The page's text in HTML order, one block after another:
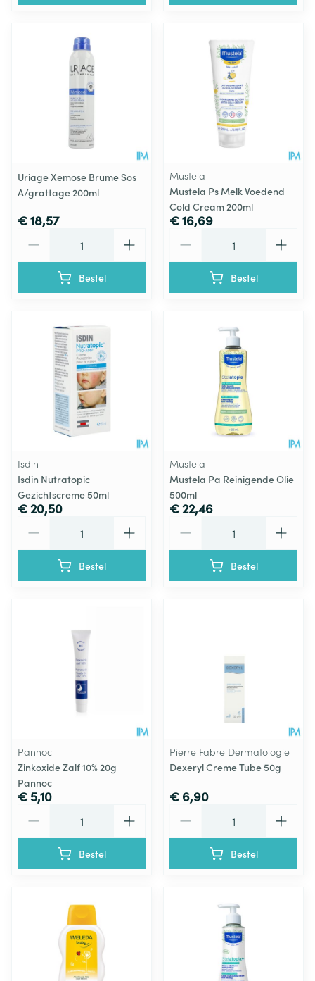
Uriage Xemose Brume Sos
A/grattage 200ml
€ 18,57
Bestel
Mustela
Mustela Ps Melk Voedend
Cold Cream 200ml
€ 16,69
Bestel
Isdin
Isdin Nutratopic
Gezichtscreme 50ml
€ 20,50
Bestel
Mustela
Mustela Pa Reinigende Olie
500ml
€ 22,46
Bestel
Pannoc
Zinkoxide Zalf 10% 20g
Pannoc
€ 5,10
Bestel
Pierre Fabre Dermatologie
Dexeryl Creme Tube 50g
€ 6,90
Bestel